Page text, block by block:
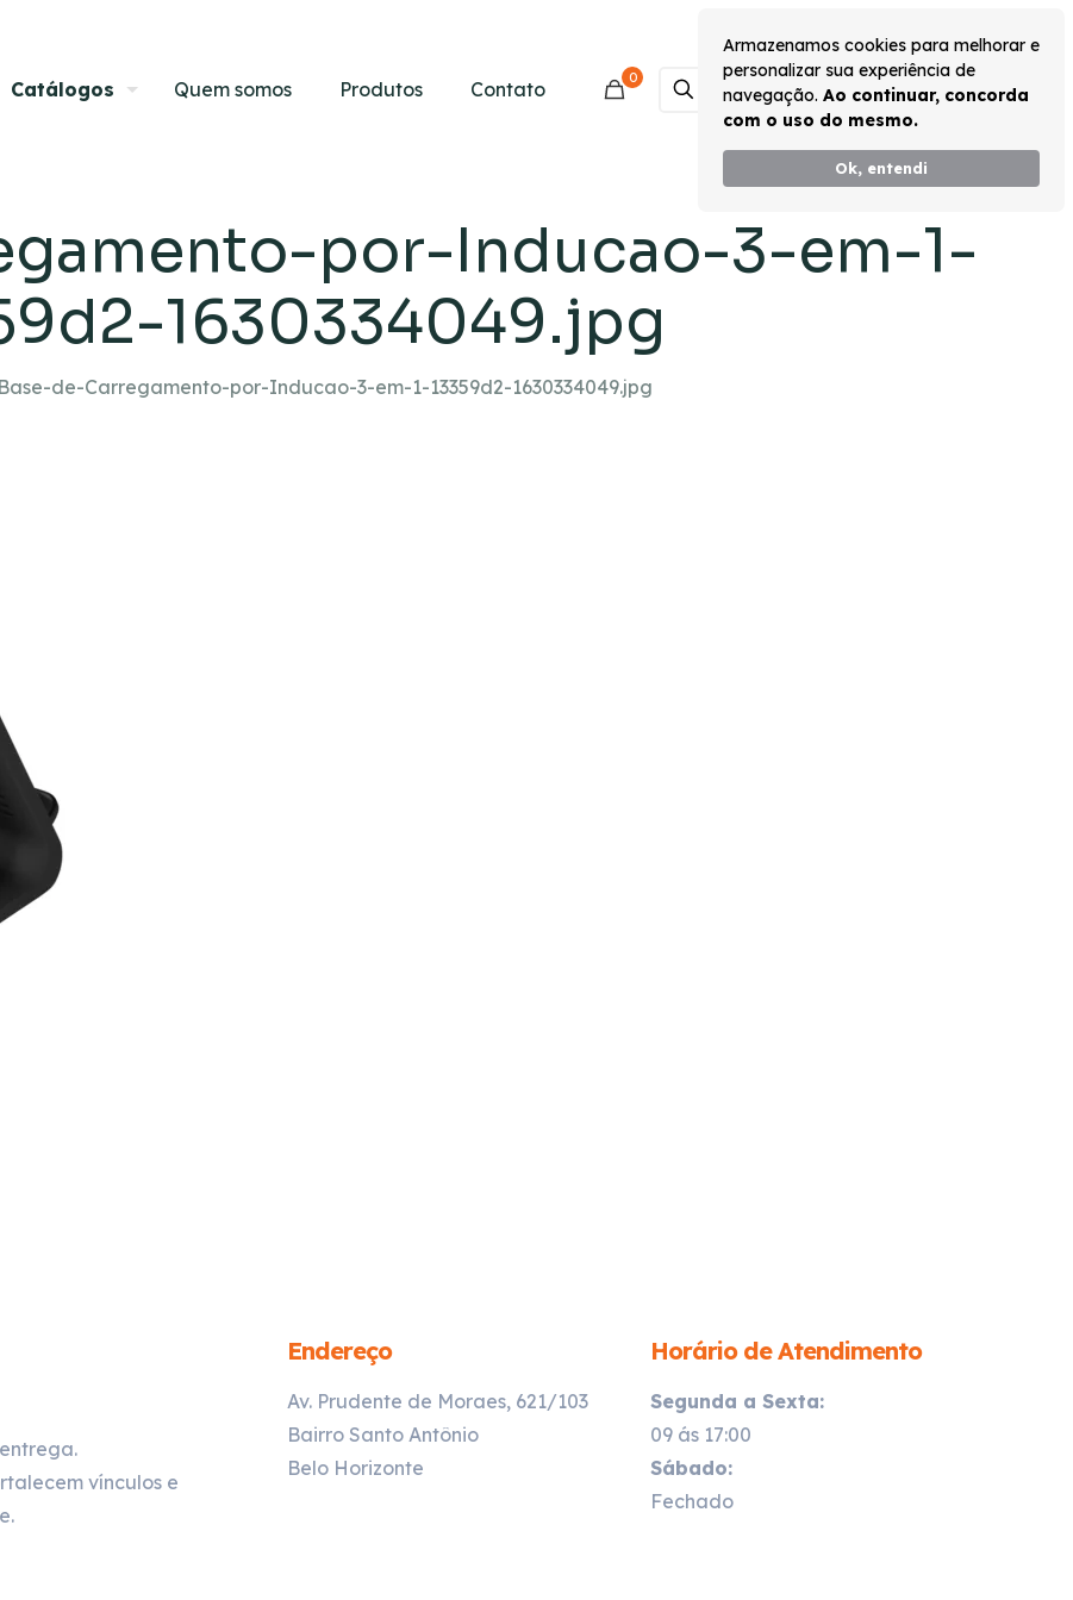
Armazenamos cookies para melhorar e
personalizar sua experiência de
navegação. Ao continuar, concorda
com o uso do mesmo.
Ok, entendi
Catálogos Quem somos Produtos Contato 0 Monte seu Kit
por-Inducao-3-em-1-
1630334049.jpg
Base-de-Carregamento-por-Inducao-3-em-1-13359d2-1630334049.jpg
vínculos e
Endereço
Av. Prudente de Moraes, 621/103
Bairro Santo Antônio
Belo Horizonte
Horário de Atendimento
Segunda a Sexta:
09 ás 17:00
Sábado:
Fechado